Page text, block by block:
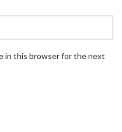
in this browser for the next